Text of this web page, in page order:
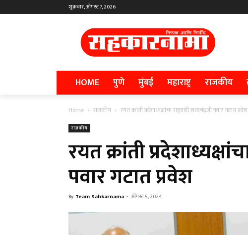
शुक्रवार, ऑगस्ट 7, 2026
HOME पुणे मुंबई महाराष्ट्र राजकीय
Home राजकीय रयत क्रांती प्रदेशाध्यक्षांचा राष्ट्रवादी शरदचंद्रजी पवार गटात प्रवेश
राजकीय
रयत क्रांती
पवार गटात प्रवेश
By Team Sahkarnama - ऑगस्ट 5, 2024